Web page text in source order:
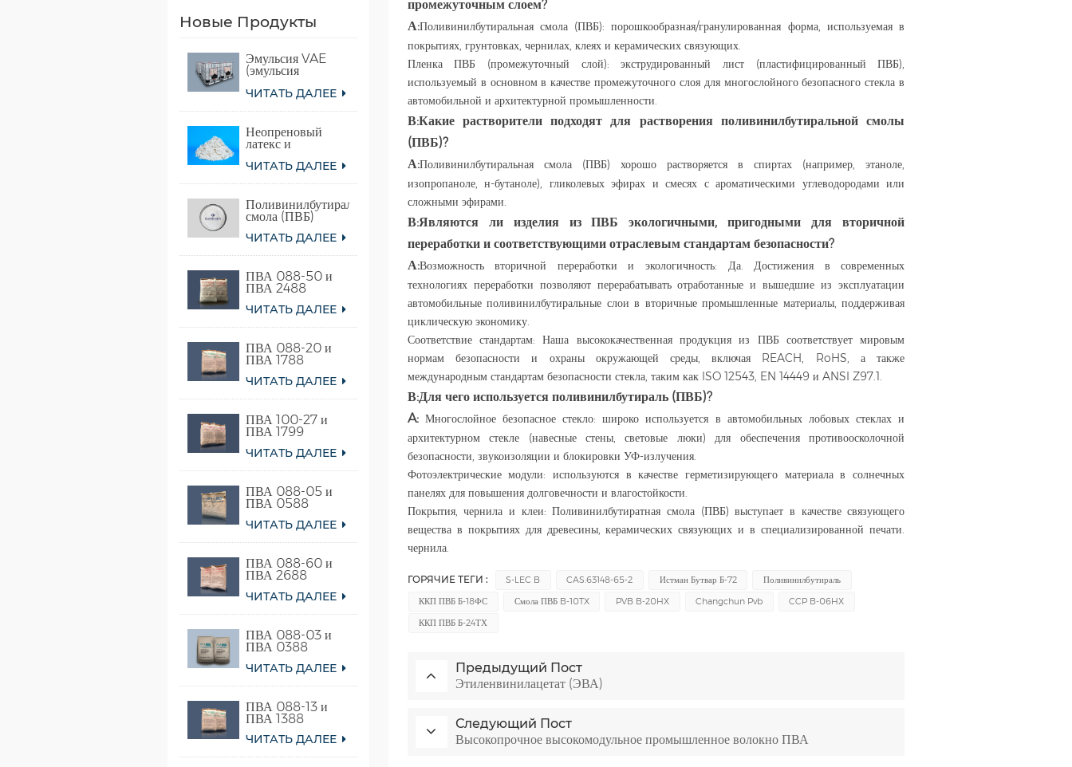
Новые Продукты
Эмульсия VAE
(эмульсия
винилацетата и
ЧИТАТЬ ДАЛЕЕ
Неопреновый
латекс и
хлоропреновый
каучук
ЧИТАТЬ ДАЛЕЕ
Поливинилбутиральная
смола (ПВБ)
ЧИТАТЬ ДАЛЕЕ
ПВА 088-50 и
ПВА 2488
ЧИТАТЬ ДАЛЕЕ
ПВА 088-20 и
ПВА 1788
ЧИТАТЬ ДАЛЕЕ
ПВА 100-27 и
ПВА 1799
ЧИТАТЬ ДАЛЕЕ
ПВА 088-05 и
ПВА 0588
ЧИТАТЬ ДАЛЕЕ
ПВА 088-60 и
ПВА 2688
ЧИТАТЬ ДАЛЕЕ
ПВА 088-03 и
ПВА 0388
ЧИТАТЬ ДАЛЕЕ
ПВА 088-13 и
ПВА 1388
ЧИТАТЬ ДАЛЕЕ
промежуточным слоем?
А:Поливинилбутиральная смола (ПВБ): порошкообразная/гранулированная форма, используемая в
покрытиях, грунтовках, чернилах, клеях и керамических связующих.
Пленка ПВБ (промежуточный слой): экструдированный лист (пластифицированный ПВБ),
используемый в основном в качестве промежуточного слоя для многослойного безопасного стекла в
автомобильной и архитектурной промышленности.
В:Какие растворители подходят для растворения поливинилбутиральной смолы
(ПВБ)?
А:Поливинилбутиральная смола (ПВБ) хорошо растворяется в спиртах (например, этаноле,
изопропаноле, н-бутаноле), гликолевых эфирах и смесях с ароматическими углеводородами или
сложными эфирами.
В:Являются ли изделия из ПВБ экологичными, пригодными для вторичной
переработки и соответствующими отраслевым стандартам безопасности?
А:Возможность вторичной переработки и экологичность: Да. Достижения в современных
технологиях переработки позволяют перерабатывать отработанные и вышедшие из эксплуатации
автомобильные поливинилбутиральные слои в вторичные промышленные материалы, поддерживая
циклическую экономику.
Соответствие стандартам: Наша высококачественная продукция из ПВБ соответствует мировым
нормам безопасности и охраны окружающей среды, включая REACH, RoHS, а также
международным стандартам безопасности стекла, таким как ISO 12543, EN 14449 и ANSI Z97.1.
В:Для чего используется поливинилбутираль (ПВБ)?
A: Многослойное безопасное стекло: широко используется в автомобильных лобовых стеклах и
архитектурном стекле (навесные стены, световые люки) для обеспечения противоосколочной
безопасности, звукоизоляции и блокировки УФ-излучения.
Фотоэлектрические модули: используются в качестве герметизирующего материала в солнечных
панелях для повышения долговечности и влагостойкости.
Покрытия, чернила и клеи: Поливинилбутиратная смола (ПВБ) выступает в качестве связующего
вещества в покрытиях для древесины, керамических связующих и в специализированной печати.
чернила.
ГОРЯЧИЕ ТЕГИ : S-LEC B CAS:63148-65-2 Истман Бутвар Б-72
Поливинилбутираль
ККП ПВБ Б-18ФС
Смола ПВБ B-10TX PVB B-20HX Changchun Pvb
CCP B-06HX
ККП ПВБ Б-24ТХ
Предыдущий Пост
Этиленвинилацетат (ЭВА)
Следующий Пост
Высокопрочное высокомодульное промышленное волокно ПВА